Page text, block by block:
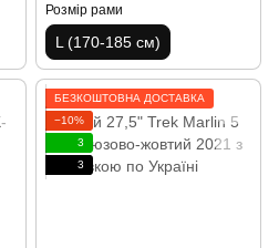
Розмір рами
L (170-185 см)
БЕЗКОШТОВНА ДОСТАВКА
−10%
3
3